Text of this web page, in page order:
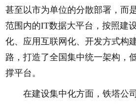
甚至以市为单位的分散部署，而
范围内的IT数据大平台，按照建
化、应用互联网化、开发方式构
路，打造了全国集中统一架构，
撑平台。
在建设集中化方面，铁塔公